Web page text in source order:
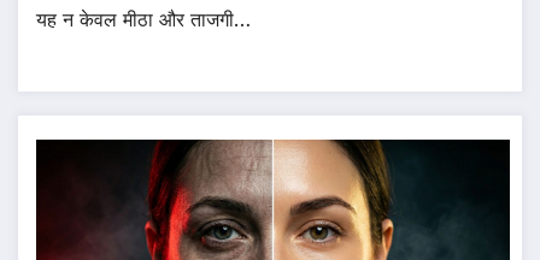
यह न केवल मीठा और ताजगी…